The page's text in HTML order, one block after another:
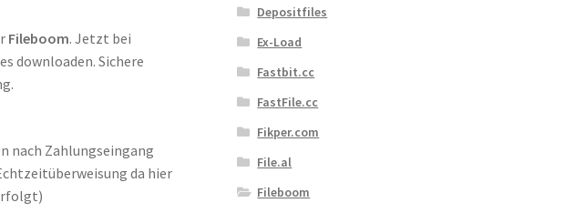
Fileboom. Jetzt bei
downloaden. Sichere
nach Zahlungseingang
da hier
Depositfiles
Ex-Load
Fastbit.cc
FastFile.cc
Fikper.com
File.al
Fileboom